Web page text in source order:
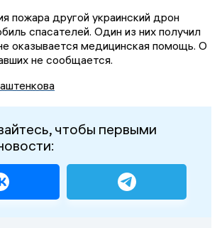
пожара другой украинский дрон
спасателей. Один из них получил
оказывается медицинская помощь. О
не сообщается.
чтобы первыми